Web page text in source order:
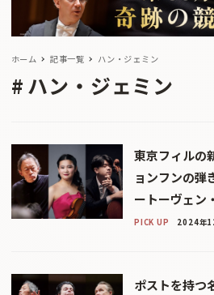
ホーム 記事一覧 ハン・ジェミン
ハン・ジェミン
東京フィルの
ョンフンの弾
ートーヴェン
PICK UP 2024年
ポストを持つ